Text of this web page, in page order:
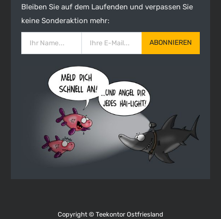
Bleiben Sie auf dem Laufenden und verpassen Sie
keine Sonderaktion mehr:
ABONNIEREN
Copyright © Teekontor Ostfriesland